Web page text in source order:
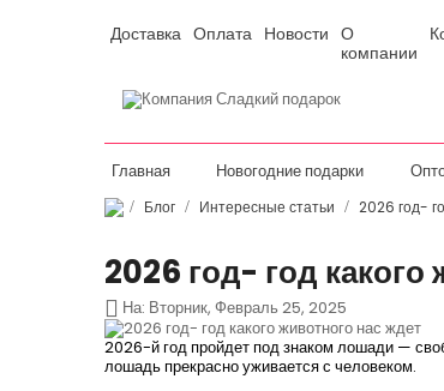
Доставка Оплата Новости О
компании
Главная Новогодние подарки
Блог Интересные статьи 2026 год-
2026 год- год какого
 На: Вторник, Февраль 25, 2025
2026-й год пройдет под знаком лошади —
лошадь прекрасно уживается с человеком.